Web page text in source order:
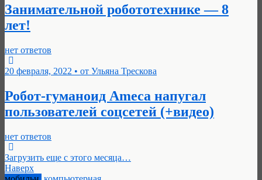
Занимательной робототехнике — 8
лет!
нет ответов
20 февраля, 2022 • от Ульяна Трескова
Робот-гуманоид Ameca напугал
пользователей соцсетей (+видео)
нет ответов
Загрузить еще с этого месяца…
Наверх